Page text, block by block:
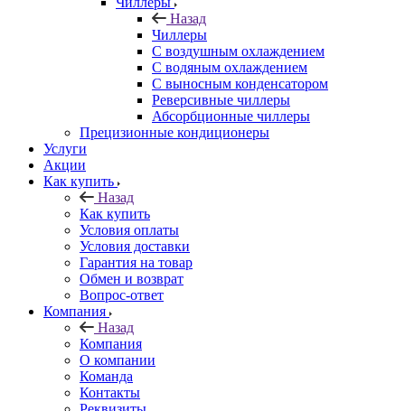
Назад
Чиллеры
С воздушным охлаждением
С водяным охлаждением
С выносным конденсатором
Реверсивные чиллеры
Абсорбционные чиллеры
Прецизионные кондиционеры
Услуги
Акции
Как купить
Назад
Как купить
Условия оплаты
Условия доставки
Гарантия на товар
Обмен и возврат
Вопрос-ответ
Компания
Назад
Компания
О компании
Команда
Контакты